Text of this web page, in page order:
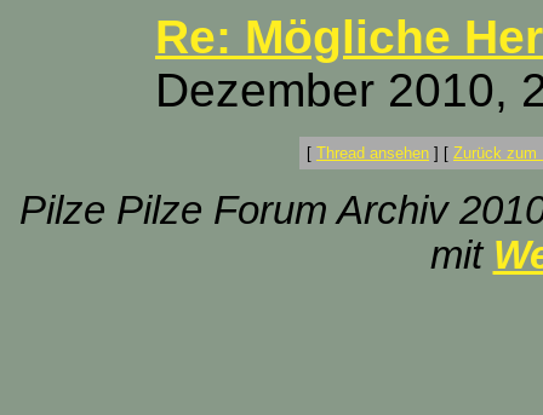
Re: Mögliche
Dezember 2010,
[ Thread ansehen ] [ Zurück zum
Pilze Pilze Forum Archiv
mit